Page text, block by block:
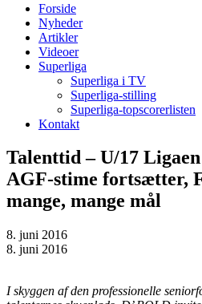
Forside
Nyheder
Artikler
Videoer
Superliga
Superliga i TV
Superliga-stilling
Superliga-topscorerlisten
Kontakt
Talenttid – U/17 Ligaen
AGF-stime fortsætter,
mange, mange mål
8. juni 2016
8. juni 2016
I skyggen af den professionelle